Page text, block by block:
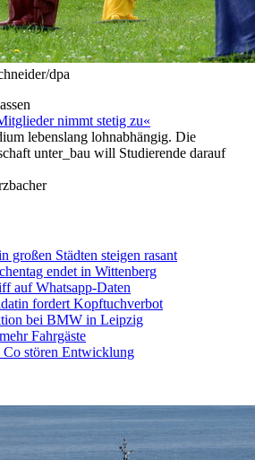
dpa
nimmt stetig zu«
lebenslang lohnabhängig. Die
unter_bau will Studierende darauf
großen Städten steigen rasant
endet in Wittenberg
auf Whatsapp-Daten
fordert Kopftuchverbot
bei BMW in Leipzig
Fahrgäste
Co stören Entwicklung